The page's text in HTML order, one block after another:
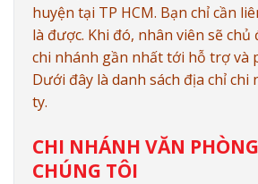
huyện tại TP HCM. Bạn chỉ cần
là được. Khi đó, nhân viên sẽ
chi nhánh gần nhất tới hỗ trợ và
Dưới đây là danh sách địa chỉ chi
ty.
CHI NHÁNH VĂN
CHÚNG TÔI